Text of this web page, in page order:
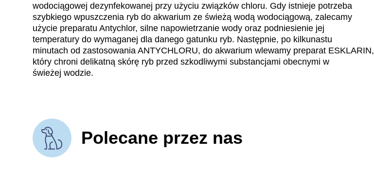
wodociągowej dezynfekowanej przy użyciu związków chloru. Gdy istnieje potrzeba
szybkiego wpuszczenia ryb do akwarium ze świeżą wodą wodociągową, zalecamy
użycie preparatu Antychlor, silne napowietrzanie wody oraz podniesienie jej
temperatury do wymaganej dla danego gatunku ryb. Następnie, po kilkunastu
minutach od zastosowania ANTYCHLORU, do akwarium wlewamy preparat ESKLARIN,
który chroni delikatną skórę ryb przed szkodliwymi substancjami obecnymi w
świeżej wodzie.
Polecane przez nas